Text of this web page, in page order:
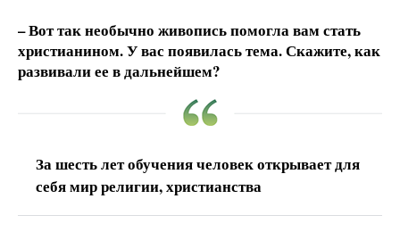
– Вот так необычно живопись помогла вам стать
христианином. У вас появилась тема. Скажите, как
развивали ее в дальнейшем?
За шесть лет обучения человек открывает для
себя мир религии, христианства